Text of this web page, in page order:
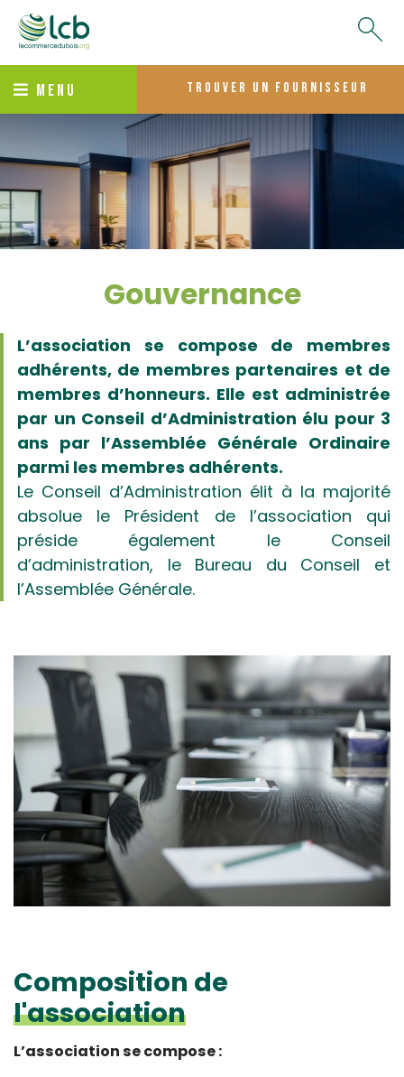
MENU trouver un fournisseur
Gouvernance
L’association se compose de membres
adhérents, de membres partenaires et de
membres d’honneurs. Elle est administrée
par un Conseil d’Administration élu pour 3
ans par l’Assemblée Générale Ordinaire
parmi les membres adhérents.
Le Conseil d’Administration élit à la majorité
absolue le Président de l’association qui
préside également le Conseil
d’administration, le Bureau du Conseil et
l’Assemblée Générale.
Composition de
l'association
L’association se compose :